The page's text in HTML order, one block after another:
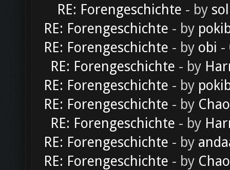
RE: Forengeschichte - by
RE: Forengeschichte - by
RE: Forengeschichte - by obi -
RE: Forengeschichte - by
RE: Forengeschichte - by
RE: Forengeschichte - by
RE: Forengeschichte - by
RE: Forengeschichte - by
RE: Forengeschichte - by